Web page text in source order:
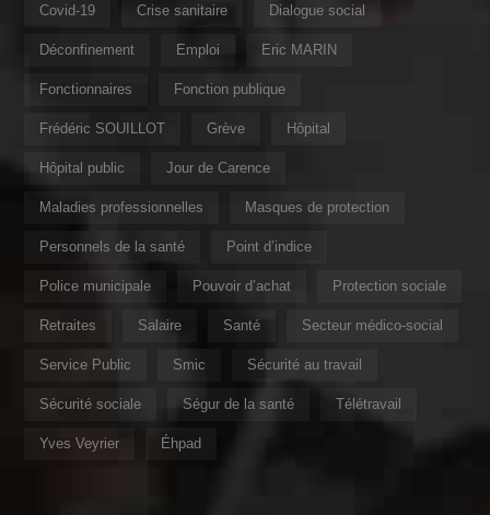
Covid-19 Crise sanitaire Dialogue social
Déconfinement Emploi Eric MARIN
Fonctionnaires Fonction publique
Frédéric SOUILLOT Grève Hôpital
Hôpital public Jour de Carence
Maladies professionnelles Masques de protection
Personnels de la santé Point d’indice
Police municipale Pouvoir d’achat Protection sociale
Retraites Salaire Santé Secteur médico-social
Service Public Smic Sécurité au travail
Sécurité sociale Ségur de la santé Télétravail
Yves Veyrier Éhpad